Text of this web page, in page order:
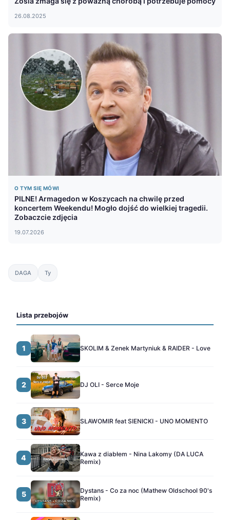
26.08.2025
O TYM SIĘ MÓWI
PILNE! Armagedon w Koszycach na chwilę przed
koncertem Weekendu! Mogło dojść do wielkiej tragedii.
Zobaczcie zdjęcia
19.07.2026
DAGA Ty
Lista przebojów
1 SKOLIM & Zenek Martyniuk & RAIDER - Love
2 DJ OLI - Serce Moje
3 SŁAWOMIR feat SIENICKI - UNO MOMENTO
4
Kawa z diabłem - Nina Lakomy (DA LUCA
Remix)
5
Dystans - Co za noc (Mathew Oldschool 90's
Remix)